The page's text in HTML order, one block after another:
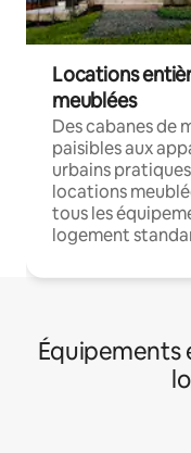
Locations
meublées
Des cabanes de
paisibles aux
urbains
locations
tous les
logement
Équipements